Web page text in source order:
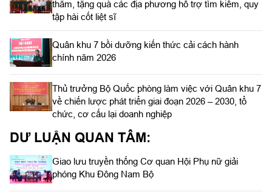
DƯ LUẬN QUAN TÂM:
Giao lưu truyền thống Cơ quan Hội Phụ nữ giải
phóng Khu Đông Nam Bộ
Đội K72 quy tập 4 hài cốt liệt sĩ tại Campuchia
Trung đoàn 4, Sư đoàn 5 giao lưu nhân chứng lịch
sử
Hội thảo đề nghị truy tặng danh hiệu Anh hùng LLVT
Nhân dân